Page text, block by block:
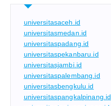
universitasaceh.id
universitasmedan.id
universitaspadang.id
universitaspekanbaru.id
universitasjambi.id
universitaspalembang.id
universitasbengkulu.id
universitaspangkalpinang.id